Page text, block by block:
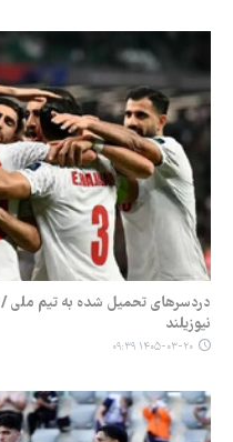
دردسرهای تحمیل شده به تیم ملی /
نیوزیلند
۱۴۰۵-۰۳-۲۰ ۰۹:۳۹